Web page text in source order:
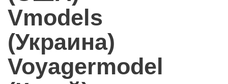
Vmodels
(Украина)
Voyagermodel